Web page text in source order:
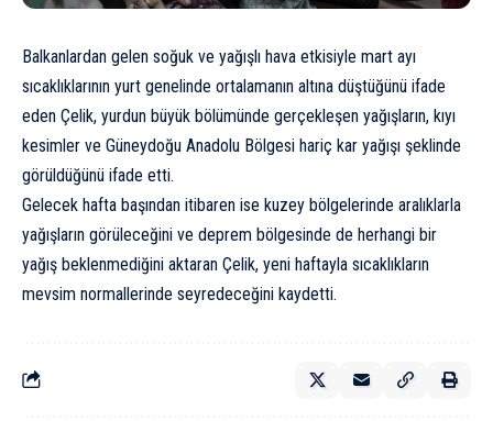
Balkanlardan gelen soğuk ve yağışlı hava etkisiyle mart ayı
sıcaklıklarının yurt genelinde ortalamanın altına düştüğünü ifade
eden Çelik, yurdun büyük bölümünde gerçekleşen yağışların, kıyı
kesimler ve Güneydoğu Anadolu Bölgesi hariç kar yağışı şeklinde
görüldüğünü ifade etti.
Gelecek hafta başından itibaren ise kuzey bölgelerinde aralıklarla
yağışların görüleceğini ve deprem bölgesinde de herhangi bir
yağış beklenmediğini aktaran Çelik, yeni haftayla sıcaklıkların
mevsim normallerinde seyredeceğini kaydetti.